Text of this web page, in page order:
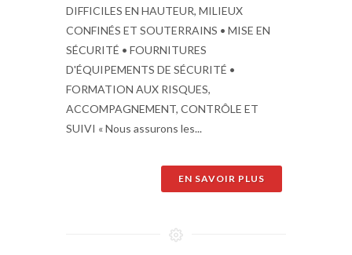
DIFFICILES EN HAUTEUR, MILIEUX
CONFINÉS ET SOUTERRAINS • MISE EN
SÉCURITÉ • FOURNITURES
D'ÉQUIPEMENTS DE SÉCURITÉ •
FORMATION AUX RISQUES,
ACCOMPAGNEMENT, CONTRÔLE ET
SUIVI « Nous assurons les...
EN SAVOIR PLUS